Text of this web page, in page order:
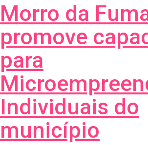
Morro da
promove
para
Individuais do
município